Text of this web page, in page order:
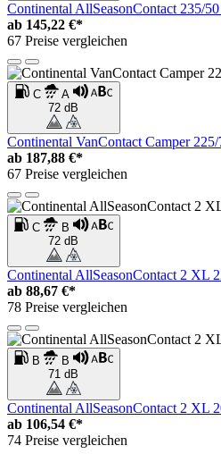
Continental AllSeasonContact 235/
ab 145,22 €*
67 Preise vergleichen
C
A
72 dB
Continental VanContact Camper
ab 187,88 €*
67 Preise vergleichen
C
B
72 dB
Continental AllSeasonContact 2 XL
ab 88,67 €*
78 Preise vergleichen
B
B
71 dB
Continental AllSeasonContact 2 XL
ab 106,54 €*
74 Preise vergleichen